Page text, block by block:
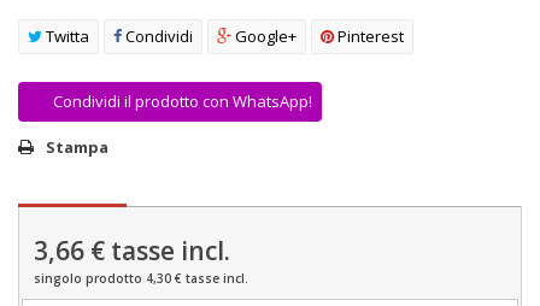
Twitta Condividi Google+ Pinterest
Condividi il prodotto con WhatsApp!
Stampa
3,66 € tasse incl.
singolo prodotto 4,30 € tasse incl.